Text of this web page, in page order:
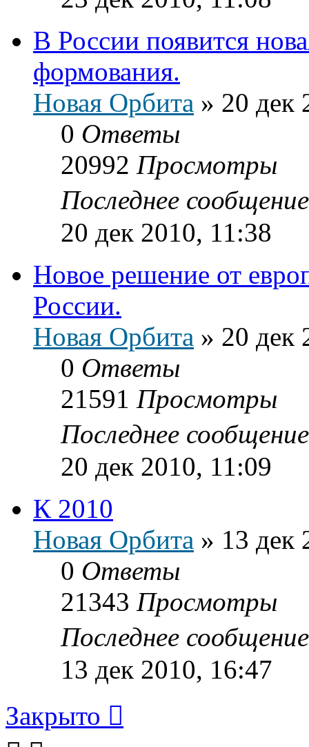
В России появится
формования.
Новая Орбита » 20 дек
0 Ответы
20992 Просмотры
Последнее
20 дек 2010, 11:38
Новое решение от
России.
Новая Орбита » 20 дек
0 Ответы
21591 Просмотры
Последнее
20 дек 2010, 11:09
К 2010
Новая Орбита » 13 дек
0 Ответы
21343 Просмотры
Последнее
13 дек 2010, 16:47
Закрыто